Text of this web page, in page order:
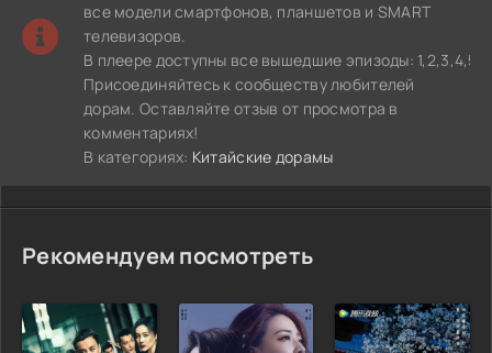
все модели смартфонов, планшетов и SMART
телевизоров.
В плеере доступны все вышедшие эпизоды:
Присоединяйтесь к сообществу любителей
дорам. Оставляйте отзыв от просмотра в
комментариях!
В категориях: Китайские дорамы
Рекомендуем посмотреть